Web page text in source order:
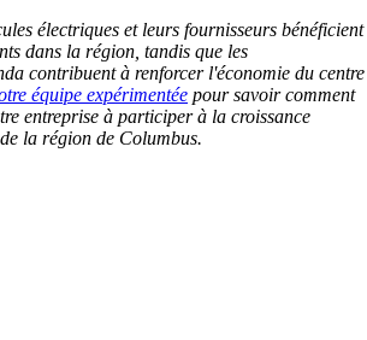
électriques et leurs fournisseurs bénéficient
dans la région, tandis que les
contribuent à renforcer l'économie du centre
équipe expérimentée pour savoir comment
entreprise à participer à la croissance
la région de Columbus.